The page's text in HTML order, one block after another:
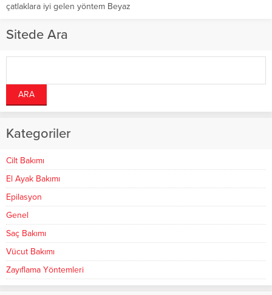
Sitede Ara
Kategoriler
Cilt Bakımı
El Ayak Bakımı
Epilasyon
Genel
Saç Bakımı
Vücut Bakımı
Zayıflama Yöntemleri
çatlaklara iyi gelen yöntem Beyaz
çatlakları,...